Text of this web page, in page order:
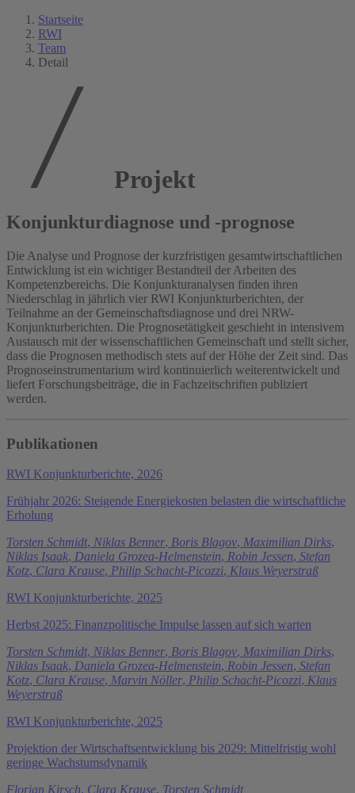
Startseite
RWI
Team
Detail
Projekt
Konjunkturdiagnose und -prognose
Die Analyse und Prognose der kurzfristigen gesamtwirtschaftlichen
Entwicklung ist ein wichtiger Bestandteil der Arbeiten des
Kompetenzbereichs. Die Konjunkturanalysen finden ihren
Niederschlag in jährlich vier RWI Konjunkturberichten, der
Teilnahme an der Gemeinschaftsdiagnose und drei NRW-
Konjunkturberichten. Die Prognosetätigkeit geschieht in intensivem
Austausch mit der wissenschaftlichen Gemeinschaft und stellt sicher,
dass die Prognosen methodisch stets auf der Höhe der Zeit sind. Das
Prognoseinstrumentarium wird kontinuierlich weiterentwickelt und
liefert Forschungsbeiträge, die in Fachzeitschriften publiziert
werden.
Publikationen
RWI Konjunkturberichte, 2026
Frühjahr 2026: Steigende Energiekosten belasten die wirtschaftliche
Erholung
Torsten Schmidt, Niklas Benner, Boris Blagov, Maximilian Dirks,
Niklas Isaak, Daniela Grozea-Helmenstein, Robin Jessen, Stefan
Kotz, Clara Krause, Philip Schacht-Picozzi, Klaus Weyerstraß
RWI Konjunkturberichte, 2025
Herbst 2025: Finanzpolitische Impulse lassen auf sich warten
Torsten Schmidt, Niklas Benner, Boris Blagov, Maximilian Dirks,
Niklas Isaak, Daniela Grozea-Helmenstein, Robin Jessen, Stefan
Kotz, Clara Krause, Marvin Nöller, Philip Schacht-Picozzi, Klaus
Weyerstraß
RWI Konjunkturberichte, 2025
Projektion der Wirtschaftsentwicklung bis 2029: Mittelfristig wohl
geringe Wachstumsdynamik
Florian Kirsch, Clara Krause, Torsten Schmidt